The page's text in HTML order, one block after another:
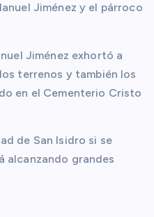
Jiménez y el párroco
Jiménez exhortó a
terrenos y también los
en el Cementerio Cristo
de San Isidro si se
alcanzando grandes